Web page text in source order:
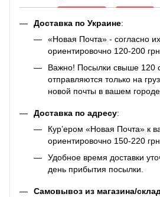
Доставка по Украине:
«Новая Почта» - согласно
ориентировочно 120-200
Важно! Посылки свыше 120
отправляются только на
новой почты в вашем
Доставка по адресу:
Кур’ером «Новая Почта» к
ориентировочно 150-220
Удобное время доставки
день прибытия посылки.
Самовывоз из магазина/